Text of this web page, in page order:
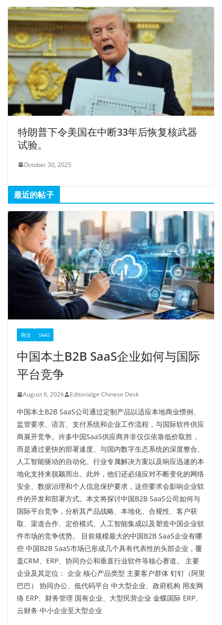
特朗普下令美国在中断33年后恢复核武器
试验。
October 30, 2025
最近的帖子
商业 SAAS
中国本土B2B SaaS企业如何与国际
平台竞争
August 6, 2026 Editorialge Chinese Desk
中国本土B2B SaaS公司通过定制产品以适应本地商业惯例、
监管要求、语言、支付系统和企业工作流程，与国际软件供应
商展开竞争。许多中国SaaS供应商并非仅仅依靠低价取胜，
而是通过更快的部署速度、与国内数字生态系统的深度整合、
人工智能驱动的自动化、行业专属解决方案以及响应迅速的本
地化支持来脱颖而出。此外，他们还必须应对不断变化的网络
安全、数据治理和个人信息保护要求，这些要求会影响企业软
件的开发和部署方式。本文将探讨中国B2B SaaS公司如何与
国际平台竞争，分析其产品战略、本地化、合规性、客户获
取、渠道合作、定价模式、人工智能集成以及塑造中国企业软
件市场的竞争优势。 目前规模最大的中国B2B SaaS企业有哪
些 中国B2B SaaS市场已形成几个具有代表性的头部企业，覆
盖CRM、ERP、协同办公和垂直行业软件等核心赛道。 主要
企业及其定位： 企业 核心产品类型 主要客户群体 钉钉（阿里
巴巴） 协同办公、低代码平台 中大型企业、政府机构 用友网
络 ERP、财务管理 国有企业、大型民营企业 金蝶国际 ERP、
云财务 中小企业至大型企业